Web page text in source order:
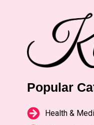
Popular
Health &